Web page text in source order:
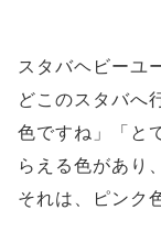
スタバヘビーユ
どこのスタバへ
色ですね」「と
らえる色があり
それは、ピンク